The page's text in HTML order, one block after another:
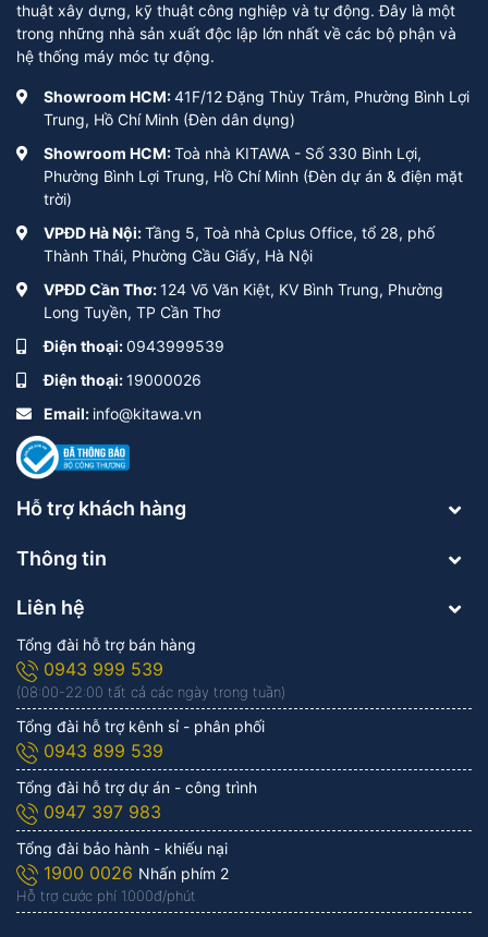
thuật xây dựng, kỹ thuật công nghiệp và tự động. Đây là một
trong những nhà sản xuất độc lập lớn nhất về các bộ phận và
hệ thống máy móc tự động.
Showroom HCM:41F/12 Đặng Thùy Trâm, Phường Bình Lợi
Trung, Hồ Chí Minh (Đèn dân dụng)
Showroom HCM:Toà nhà KITAWA - Số 330 Bình Lợi,
Phường Bình Lợi Trung, Hồ Chí Minh (Đèn dự án & điện mặt
trời)
VPĐD Hà Nội:Tầng 5, Toà nhà Cplus Office, tổ 28, phố
Thành Thái, Phường Cầu Giấy, Hà Nội
VPĐD Cần Thơ:124 Võ Văn Kiệt, KV Bình Trung, Phường
Long Tuyền, TP Cần Thơ
Điện thoại:0943999539
Điện thoại:19000026
Email: info@kitawa.vn
Hỗ trợ khách hàng
Thông tin
Liên hệ
Tổng đài hỗ trợ bán hàng
0943 999 539
(08:00-22:00 tất cả các ngày trong tuần)
Tổng đài hỗ trợ kênh sỉ - phân phối
0943 899 539
Tổng đài hỗ trợ dự án - công trình
0947 397 983
Tổng đài bảo hành - khiếu nại
1900 0026 Nhấn phím 2
Hỗ trợ cước phí 1.000đ/phút